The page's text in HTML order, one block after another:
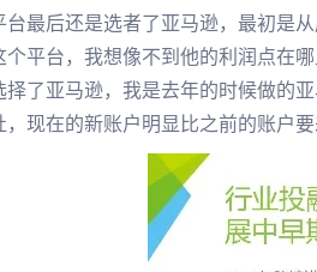
台最后还是选者了亚马逊，最初是
个平台，我想像不到他的利润点在
择了亚马逊，我是去年的时候做的
，现在的新账户明显比之前的账户